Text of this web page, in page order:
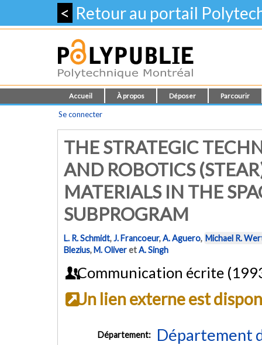
< Retour au portail
Accueil À propos Déposer Parcourir
Se connecter
THE STRATEGIC
AND ROBOTICS
MATERIALS IN THE
SUBPROGRAM
L. R. Schmidt,J. Francoeur,A. Aguero, Michael R.
Blezius,M. OliveretA. Singh
Communication écrite
Un lien externe est
Département: Département